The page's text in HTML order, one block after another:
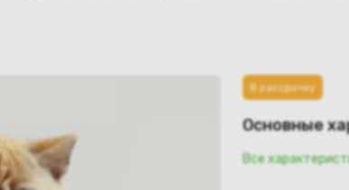
В рассрочку
Основные
Все